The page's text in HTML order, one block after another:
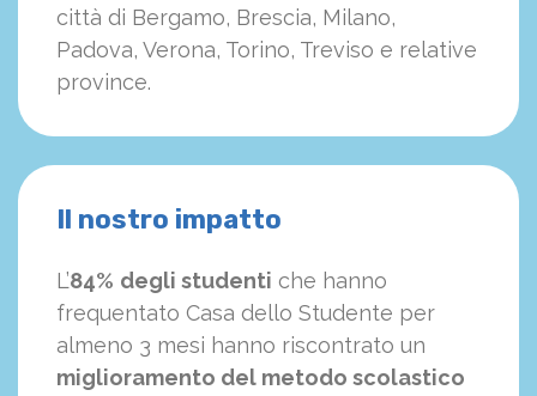
città di Bergamo, Brescia, Milano,
Padova, Verona, Torino, Treviso e relative
province.
Il nostro impatto
L’84% degli studenti che hanno
frequentato Casa dello Studente per
almeno 3 mesi hanno riscontrato un
miglioramento del metodo scolastico